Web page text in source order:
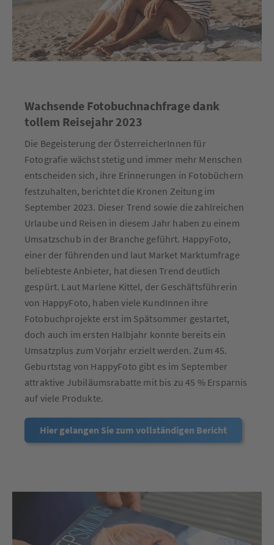
Wachsende Fotobuchnachfrage dank
tollem Reisejahr 2023
Die Begeisterung der ÖsterreicherInnen für
Fotografie wächst stetig und immer mehr Menschen
entscheiden sich, ihre Erinnerungen in Fotobüchern
festzuhalten, berichtet die Kronen Zeitung im
September 2023. Dieser Trend sowie die zahlreichen
Urlaube und Reisen in diesem Jahr haben zu einem
Umsatzschub in der Branche geführt. HappyFoto,
einer der führenden und laut Market Marktumfrage
beliebteste Anbieter, hat diesen Trend deutlich
gespürt. Laut Marlene Kittel, der Geschäftsführerin
von HappyFoto, haben viele KundInnen ihre
Fotobuchprojekte erst im Spätsommer gestartet,
doch auch im ersten Halbjahr konnte bereits ein
Umsatzplus zum Vorjahr erzielt werden. Zum 45.
Geburtstag von HappyFoto gibt es im September
attraktive Jubiläumsrabatte mit bis zu 45 % Ersparnis
auf viele Produkte.
Hier gelangen Sie zum vollständigen Bericht